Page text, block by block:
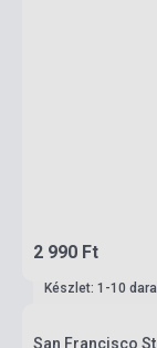
2 990 Ft
Készlet: 1-10
San Francisco